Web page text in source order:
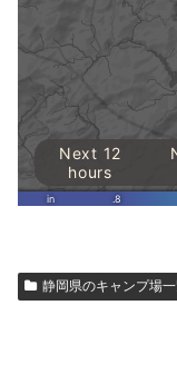
静岡県のキャンプ場